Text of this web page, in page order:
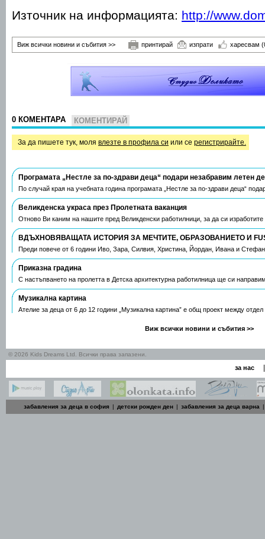
Източник на информацията: http://
Виж всички новини и събития >> принтирай изпрати харесвам
0 КОМЕНТАРА КОМЕНТИРАЙ
За да пишете тук, моля влезте в профила си или се регистрирайте.
Програмата „Нестле за по-здрави деца“ подари незабравим летен
По случай края на учебната година програмата „Нестле за по-здрави деца“
Великденска украса през Пролетната ваканция
Отново Ви каним на нашите пред Великденски работилници, за да си
ВДЪХНОВЯВАЩАТА ИСТОРИЯ ЗА МЕЧТИТЕ, ОБРАЗОВАНИЕТО И
Преди повече от 6 години Иво, Зара, Силвия, Христина, Йордан, Ивана и
Приказна градина
С настъпването на пролетта в Детска архитектурна работилница ще си
Музикална картина
Ателие за деца от 6 до 12 години „Музикална картина” е общ проект между отдел
Виж всички новини и събития >>
© 2026 Kids Dreams Ltd. Всички права запазени.
за нас
забавления за деца в софия | детски рожден ден | забавления за деца варна |